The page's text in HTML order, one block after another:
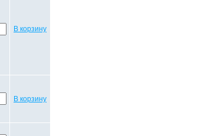
В корзину
В корзину